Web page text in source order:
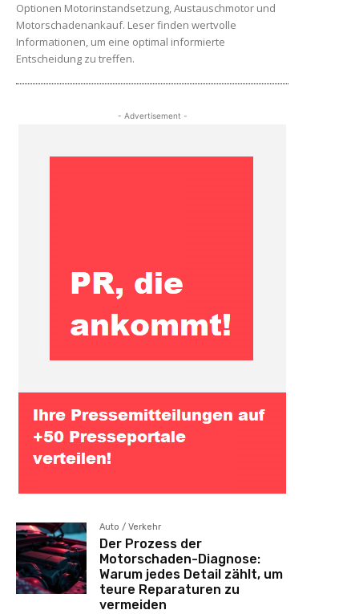
Optionen Motorinstandsetzung, Austauschmotor und
Motorschadenankauf. Leser finden wertvolle
Informationen, um eine optimal informierte
Entscheidung zu treffen.
- Advertisement -
Auto / Verkehr
Der Prozess der
Motorschaden-Diagnose:
Warum jedes Detail zählt, um
teure Reparaturen zu
vermeiden